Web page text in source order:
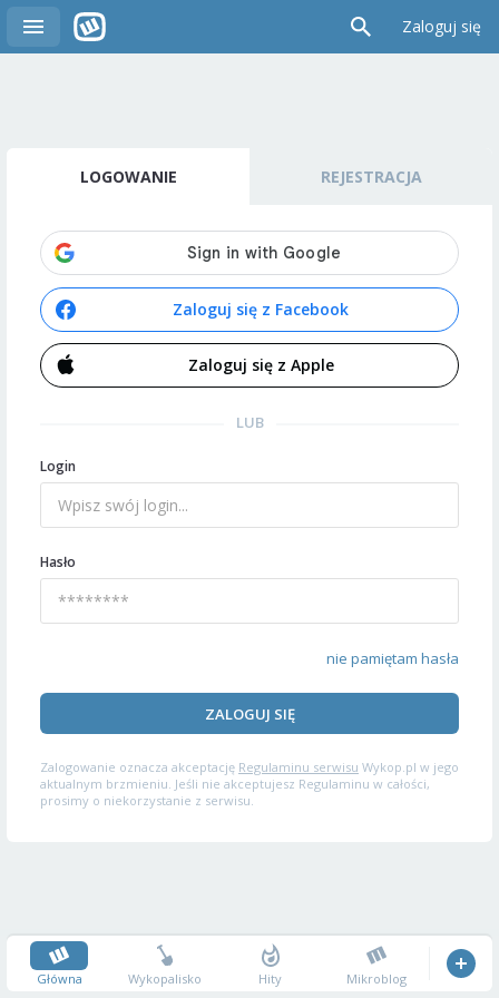
Zaloguj się
LOGOWANIE REJESTRACJA
Zaloguj się z Facebook
Zaloguj się z Apple
LUB
Login
Hasło
nie pamiętam hasła
ZALOGUJ SIĘ
Zalogowanie oznacza akceptację Regulaminu serwisu Wykop.pl w jego
aktualnym brzmieniu. Jeśli nie akceptujesz Regulaminu w całości,
prosimy o niekorzystanie z serwisu.
Główna Wykopalisko Hity Mikroblog